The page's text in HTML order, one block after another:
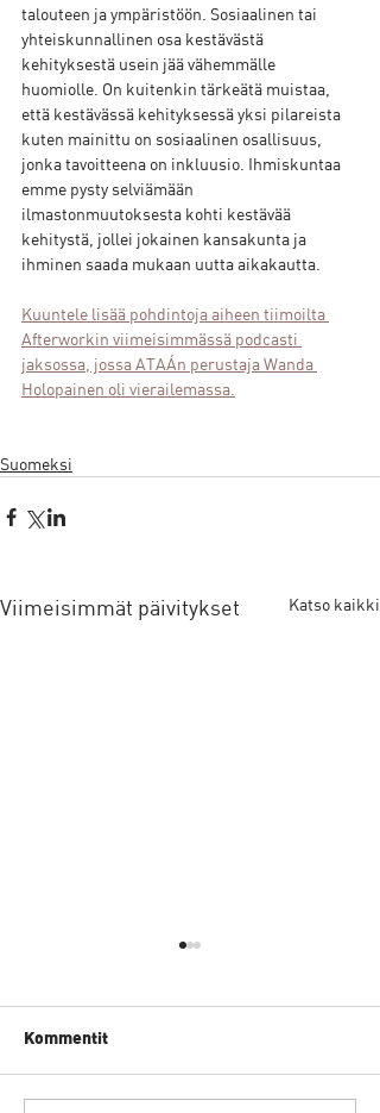
talouteen ja ympäristöön. Sosiaalinen tai
yhteiskunnallinen osa kestävästä
kehityksestä usein jää vähemmälle
huomiolle. On kuitenkin tärkeätä muistaa,
että kestävässä kehityksessä yksi pilareista
kuten mainittu on sosiaalinen osallisuus,
jonka tavoitteena on inkluusio. Ihmiskuntaa
emme pysty selviämään
ilmastonmuutoksesta kohti kestävää
kehitystä, jollei jokainen kansakunta ja
ihminen saada mukaan uutta aikakautta.
Kuuntele lisää pohdintoja aiheen tiimoilta
Afterworkin viimeisimmässä podcasti
jaksossa, jossa ATAÁn perustaja Wanda
Holopainen oli vierailemassa.
Suomeksi
Viimeisimmät päivitykset Katso kaikki
Kommentit